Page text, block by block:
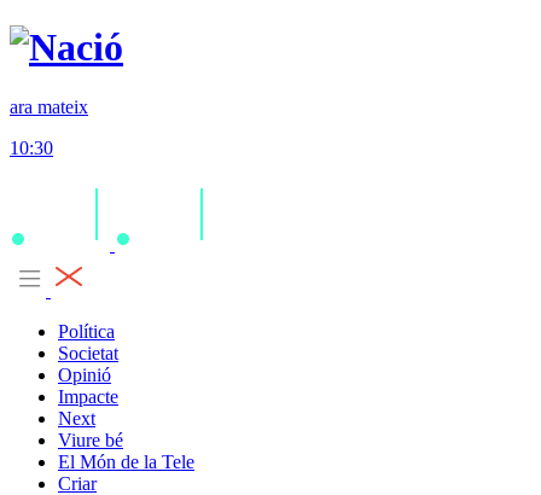
ara mateix
10:30
Política
Societat
Opinió
Impacte
Next
Viure bé
El Món de la Tele
Criar